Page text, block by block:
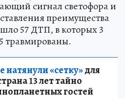
сигнал светофора и
преимущества
57 ДТП, в которых 3
травмированы.
«сетку»для
13 лет тайно
гостей